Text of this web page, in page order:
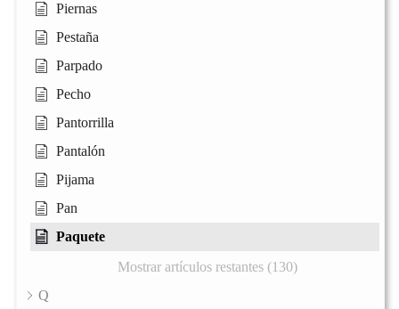
Piernas
Pestaña
Parpado
Pecho
Pantorrilla
Pantalón
Pijama
Pan
Paquete
Mostrar artículos restantes (130)
Q